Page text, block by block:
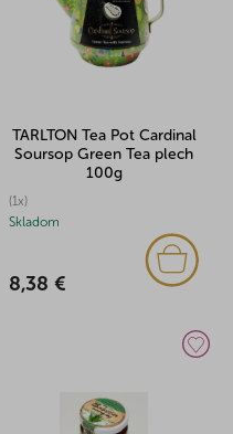
TARLTON Tea Pot Cardinal
Soursop Green Tea plech
100g
(1x)
Skladom
8,38 €